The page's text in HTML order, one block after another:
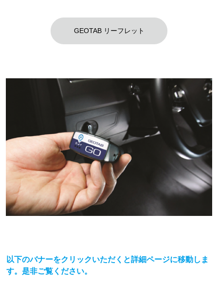
GEOTAB リーフレット
以下のバナーをクリックいただくと詳細ページに移動しま
す。是非ご覧ください。